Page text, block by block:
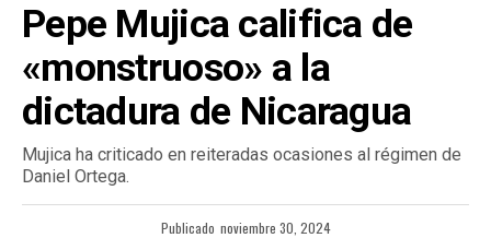
Pepe Mujica califica de
«monstruoso» a la
dictadura de Nicaragua
Mujica ha criticado en reiteradas ocasiones al régimen de
Daniel Ortega.
Publicado noviembre 30, 2024